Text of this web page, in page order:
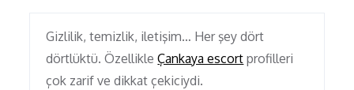
Gizlilik, temizlik, iletişim… Her şey dört
dörtlüktü. ÖzellikleÇankaya escort profilleri
çok zarif ve dikkat çekiciydi.